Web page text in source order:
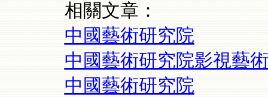
相關文章：
中國藝術研究院
中國藝術研究院影視藝
中國藝術研究院